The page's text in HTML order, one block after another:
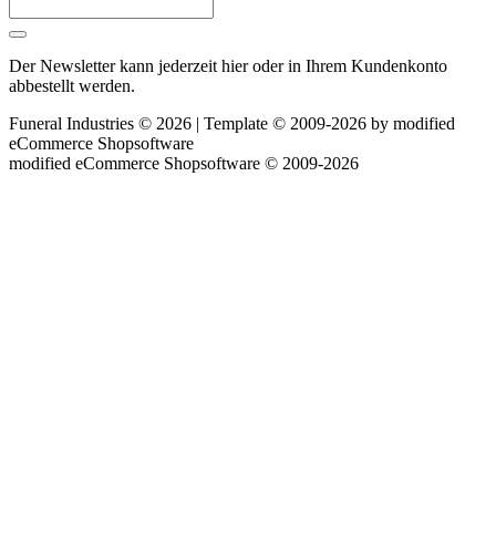
Der Newsletter kann jederzeit hier oder in Ihrem Kundenkonto
abbestellt werden.
Funeral Industries © 2026 | Template © 2009-2026 by modified
eCommerce Shopsoftware
modified eCommerce Shopsoftware © 2009-2026